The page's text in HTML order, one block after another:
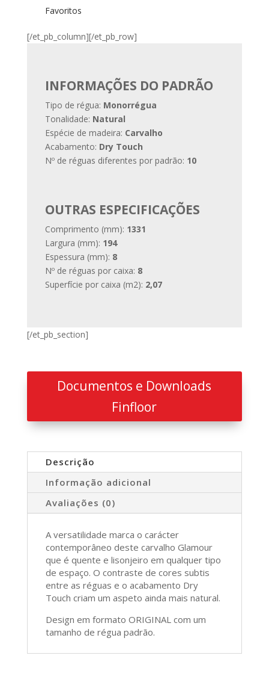
Favoritos
[/et_pb_column][/et_pb_row]
INFORMAÇÕES DO PADRÃO
Tipo de régua: Monorrégua
Tonalidade: Natural
Espécie de madeira: Carvalho
Acabamento: Dry Touch
Nº de réguas diferentes por padrão: 10
OUTRAS ESPECIFICAÇÕES
Comprimento (mm): 1331
Largura (mm): 194
Espessura (mm): 8
Nº de réguas por caixa: 8
Superfície por caixa (m2): 2,07
[/et_pb_section]
Documentos e Downloads
Finfloor
Descrição
Informação adicional
Avaliações (0)
A versatilidade marca o carácter
contemporâneo deste carvalho Glamour
que é quente e lisonjeiro em qualquer tipo
de espaço. O contraste de cores subtis
entre as réguas e o acabamento Dry
Touch criam um aspeto ainda mais natural.
Design em formato ORIGINAL com um
tamanho de régua padrão.